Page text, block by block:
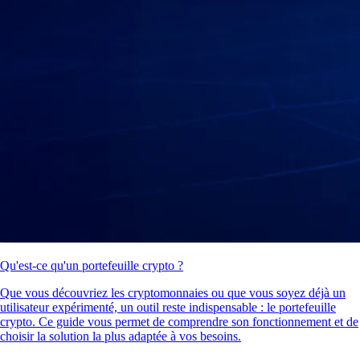
Qu'est-ce qu'un portefeuille crypto ?
Que vous découvriez les cryptomonnaies ou que vous soyez déjà un
utilisateur expérimenté, un outil reste indispensable : le portefeuille
crypto. Ce guide vous permet de comprendre son fonctionnement et de
choisir la solution la plus adaptée à vos besoins.